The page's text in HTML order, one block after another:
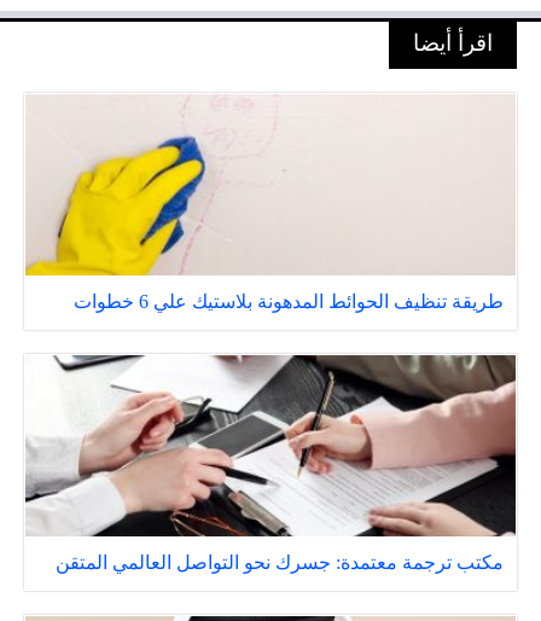
اقرأ أيضا
طريقة تنظيف الحوائط المدهونة بلاستيك علي 6 خطوات
مكتب ترجمة معتمدة: جسرك نحو التواصل العالمي المتقن